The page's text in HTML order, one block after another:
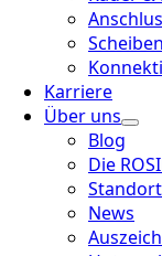
Karriere
Über uns
Blog
Die
News